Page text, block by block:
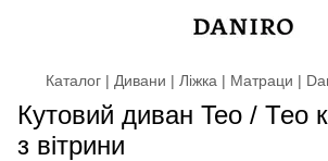
Каталог | Дивани | Ліжка | Матраци |
Кутовий диван Teo / Тео
з вітрини